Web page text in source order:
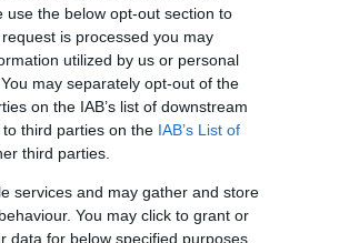
the below opt-out section to
is processed you may
utilized by us or personal
may separately opt-out of the
on the IAB’s list of downstream
third parties on the IAB’s List of
third parties.
services and may gather and store
You may click to grant or
data for below specified purposes